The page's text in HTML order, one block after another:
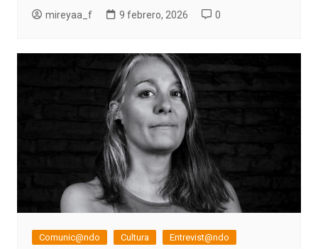
mireyaa_f 9 febrero, 2026 0
Comunic@ndo Cultura Entrevist@ndo